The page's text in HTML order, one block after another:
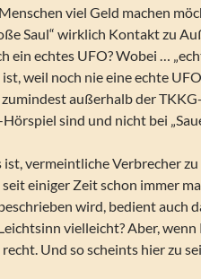
viel Geld machen
Saul“ wirklich Kontakt zu
ein echtes UFO? Wobei …
weil noch nie eine echte
außerhalb der
sind und nicht bei
ist, vermeintliche Verbrecher
einiger Zeit schon immer
wird, bedient auch
vielleicht? Aber,
Und so scheints hier zu